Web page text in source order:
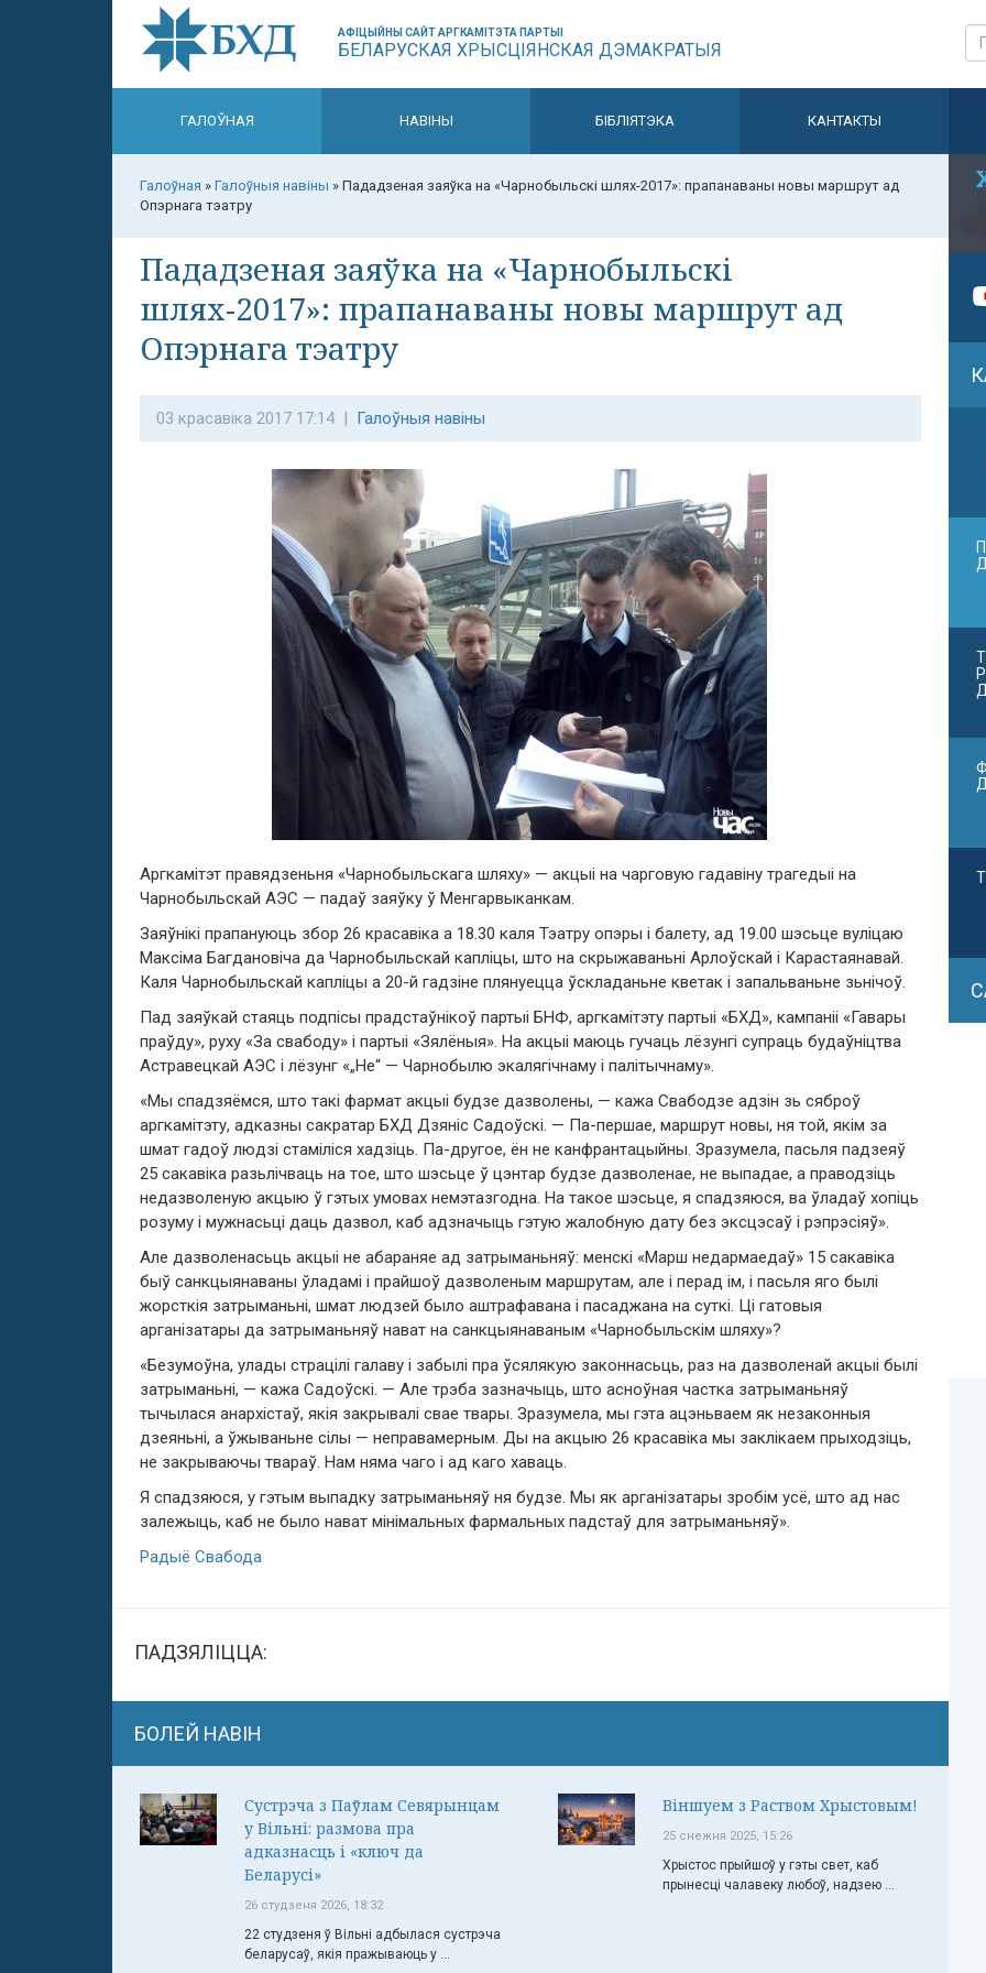
АФІЦЫЙНЫ САЙТ АРГКАМІТЭТА ПАРТЫІ
БЕЛАРУСКАЯ ХРЫСЦІЯНСКАЯ ДЭМАКРАТЫЯ
ГАЛОЎНАЯ НАВІНЫ БІБЛІЯТЭКА КАНТАКТЫ
Галоўная » Галоўныя навіны » Пададзеная заяўка на «Чарнобыльскі шлях-2017»: прапанаваны новы маршрут ад
Опэрнага тэатру
Пададзеная заяўка на «Чарнобыльскі
шлях-2017»: прапанаваны новы маршрут ад
Опэрнага тэатру
03 красавіка 2017 17:14 | Галоўныя навіны
Аргкамітэт правядзеньня «Чарнобыльскага шляху» — акцыі на чарговую гадавіну трагедыі на
Чарнобыльскай АЭС — падаў заяўку ў Менгарвыканкам.
Заяўнікі прапануюць збор 26 красавіка а 18.30 каля Тэатру опэры і балету, ад 19.00 шэсьце вуліцаю
Максіма Багдановіча да Чарнобыльскай капліцы, што на скрыжаваньні Арлоўскай і Карастаянавай.
Каля Чарнобыльскай капліцы а 20-й гадзіне плянуецца ўскладаньне кветак і запальваньне зьнічоў.
Пад заяўкай стаяць подпісы прадстаўнікоў партыі БНФ, аргкамітэту партыі «БХД», кампаніі «Гавары
праўду», руху «За свабоду» і партыі «Зялёныя». На акцыі маюць гучаць лёзунгі супраць будаўніцтва
Астравецкай АЭС і лёзунг «„Не“ — Чарнобылю экалягічнаму і палітычнаму».
«Мы спадзяёмся, што такі фармат акцыі будзе дазволены, — кажа Свабодзе адзін зь сяброў
аргкамітэту, адказны сакратар БХД Дзяніс Садоўскі. — Па-першае, маршрут новы, ня той, якім за
шмат гадоў людзі стаміліся хадзіць. Па-другое, ён не канфрантацыйны. Зразумела, пасьля падзеяў
25 сакавіка разьлічваць на тое, што шэсьце ў цэнтар будзе дазволенае, не выпадае, а праводзіць
недазволеную акцыю ў гэтых умовах немэтазгодна. На такое шэсьце, я спадзяюся, ва ўладаў хопіць
розуму і мужнасьці даць дазвол, каб адзначыць гэтую жалобную дату без эксцэсаў і рэпрэсіяў».
Але дазволенасьць акцыі не абараняе ад затрыманьняў: менскі «Марш недармаедаў» 15 сакавіка
быў санкцыянаваны ўладамі і прайшоў дазволеным маршрутам, але і перад ім, і пасьля яго былі
жорсткія затрыманьні, шмат людзей было аштрафавана і пасаджана на суткі. Ці гатовыя
арганізатары да затрыманьняў нават на санкцыянаваным «Чарнобыльскім шляху»?
«Безумоўна, улады страцілі галаву і забылі пра ўсялякую законнасьць, раз на дазволенай акцыі былі
затрыманьні, — кажа Садоўскі. — Але трэба зазначыць, што асноўная частка затрыманьняў
тычылася анархістаў, якія закрывалі свае твары. Зразумела, мы гэта ацэньваем як незаконныя
дзеяньні, а ўжываньне сілы — неправамерным. Ды на акцыю 26 красавіка мы заклікаем прыходзіць,
не закрываючы твараў. Нам няма чаго і ад каго хаваць.
Я спадзяюся, у гэтым выпадку затрыманьняў ня будзе. Мы як арганізатары зробім усё, што ад нас
залежыць, каб не было нават мінімальных фармальных падстаў для затрыманьняў».
Радыё Свабода
ПАДЗЯЛІЦЦА:
БОЛЕЙ НАВІН
Сустрэча з Паўлам Севярынцам
у Вільні: размова пра
адказнасць і «ключ да
Беларусі»
26 студзеня 2026, 18:32
22 студзеня ў Вільні адбылася сустрэча
беларусаў, якія пражываюць у ...
Віншуем з Раством Хрыстовым!
25 снежня 2025, 15:26
Хрыстос прыйшоў у гэты свет, каб
прынесці чалавеку любоў, надзею ...